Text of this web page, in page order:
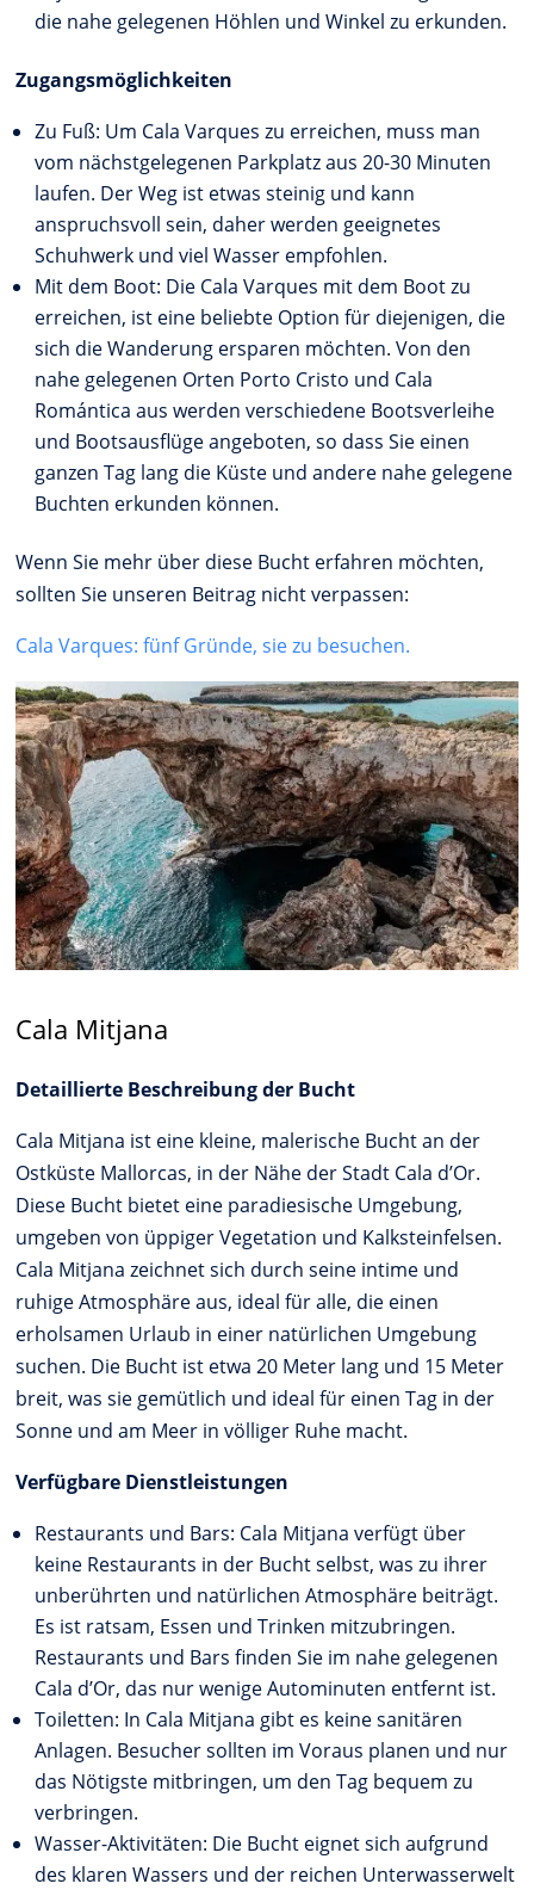
die nahe gelegenen Höhlen und Winkel zu erkunden.
Zugangsmöglichkeiten
Zu Fuß: Um Cala Varques zu erreichen, muss man
vom nächstgelegenen Parkplatz aus 20-30 Minuten
laufen. Der Weg ist etwas steinig und kann
anspruchsvoll sein, daher werden geeignetes
Schuhwerk und viel Wasser empfohlen.
Mit dem Boot: Die Cala Varques mit dem Boot zu
erreichen, ist eine beliebte Option für diejenigen, die
sich die Wanderung ersparen möchten. Von den
nahe gelegenen Orten Porto Cristo und Cala
Romántica aus werden verschiedene Bootsverleihe
und Bootsausflüge angeboten, so dass Sie einen
ganzen Tag lang die Küste und andere nahe gelegene
Buchten erkunden können.
Wenn Sie mehr über diese Bucht erfahren möchten,
sollten Sie unseren Beitrag nicht verpassen:
Cala Varques: fünf Gründe, sie zu besuchen.
Cala Mitjana
Detaillierte Beschreibung der Bucht
Cala Mitjana ist eine kleine, malerische Bucht an der
Ostküste Mallorcas, in der Nähe der Stadt Cala d’Or.
Diese Bucht bietet eine paradiesische Umgebung,
umgeben von üppiger Vegetation und Kalksteinfelsen.
Cala Mitjana zeichnet sich durch seine intime und
ruhige Atmosphäre aus, ideal für alle, die einen
erholsamen Urlaub in einer natürlichen Umgebung
suchen. Die Bucht ist etwa 20 Meter lang und 15 Meter
breit, was sie gemütlich und ideal für einen Tag in der
Sonne und am Meer in völliger Ruhe macht.
Verfügbare Dienstleistungen
Restaurants und Bars: Cala Mitjana verfügt über
keine Restaurants in der Bucht selbst, was zu ihrer
unberührten und natürlichen Atmosphäre beiträgt.
Es ist ratsam, Essen und Trinken mitzubringen.
Restaurants und Bars finden Sie im nahe gelegenen
Cala d’Or, das nur wenige Autominuten entfernt ist.
Toiletten: In Cala Mitjana gibt es keine sanitären
Anlagen. Besucher sollten im Voraus planen und nur
das Nötigste mitbringen, um den Tag bequem zu
verbringen.
Wasser-Aktivitäten: Die Bucht eignet sich aufgrund
des klaren Wassers und der reichen Unterwasserwelt